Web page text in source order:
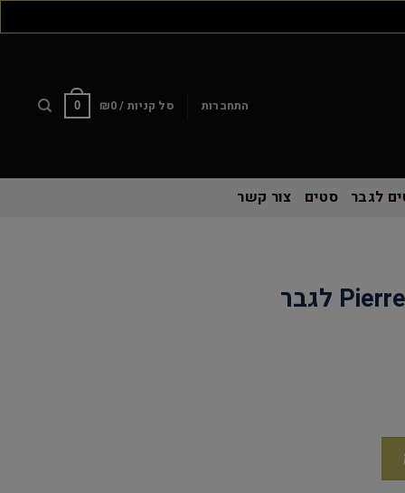
התחברות סל קניות / ₪0
0
לגבר סטים צור קשר
שעון Pierre Richardson לגבר